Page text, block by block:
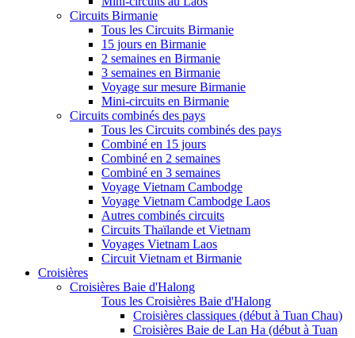
Circuits Birmanie
Tous les Circuits Birmanie
15 jours en Birmanie
2 semaines en Birmanie
3 semaines en Birmanie
Voyage sur mesure Birmanie
Mini-circuits en Birmanie
Circuits combinés des pays
Tous les Circuits combinés des pays
Combiné en 15 jours
Combiné en 2 semaines
Combiné en 3 semaines
Voyage Vietnam Cambodge
Voyage Vietnam Cambodge Laos
Autres combinés circuits
Circuits Thaïlande et Vietnam
Voyages Vietnam Laos
Circuit Vietnam et Birmanie
Croisières
Croisières Baie d'Halong
Tous les Croisières Baie d'Halong
Croisières classiques (début à Tuan Chau)
Croisières Baie de Lan Ha (début à Tuan